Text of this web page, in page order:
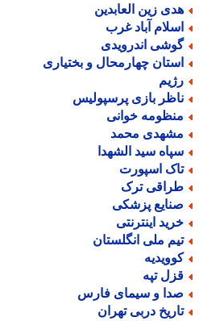
زین العابدین
آباد غرب
اندرویدی
چهارمحال و بختیاری
بازی پرسپولیس
خوانی
محمد
سید الشهدا
اسپورت
ترک
پزشکی
اینترنتی
ملی انگلستان
تپه
و سیمای فارس
دربی تهران